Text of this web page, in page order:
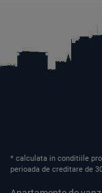
* calculata in conditiile
perioada de creditare de